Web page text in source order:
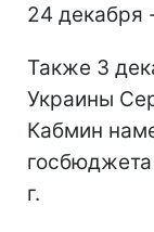
24 декабря
Также 3
Украины
Кабмин
госбюджета
г.